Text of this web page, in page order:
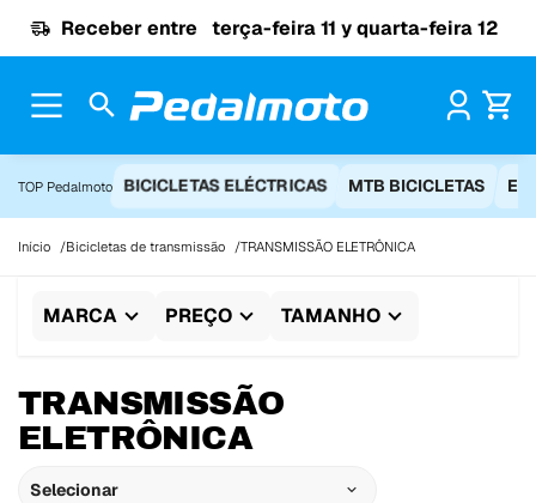
Receber entre terça-feira 11 y quarta-feira 12
TOP Pedalmoto BICICLETAS ELÉCTRICAS MTB BICICLETAS
Início Bicicletas de transmissão TRANSMISSÃO ELETRÔNICA
MARCA PREÇO TAMANHO
TRANSMISSÃO
ELETRÔNICA
Selecionar